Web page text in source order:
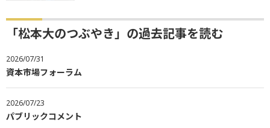
「松本大のつぶやき」の過去記事を読む
2026/07/31
資本市場フォーラム
2026/07/23
パブリックコメント